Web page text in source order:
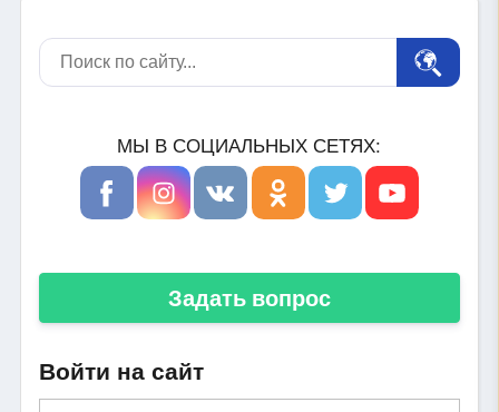
МЫ В СОЦИАЛЬНЫХ СЕТЯХ:
Задать вопрос
Войти на сайт